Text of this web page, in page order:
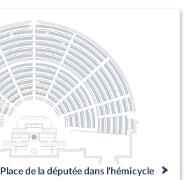
Place de la députée dans l'hémicycle